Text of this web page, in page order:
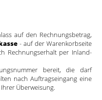
auf den Rechnungsbetrag,
- auf der Warenkorbseite
Rechnungserhalt per Inland-
bereit, die darf
nach Auftragseingang eine
Überweisung.